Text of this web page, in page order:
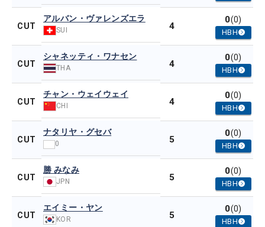
CUT
アルバン・ヴァレンズエラ
SUI 4
0(0)
HBH
CUT
シャネッティ・ワナセン
THA 4
0(0)
HBH
CUT
チャン・ウェイウェイ
CHI 4
0(0)
HBH
CUT
ナタリヤ・グセバ
0 5
0(0)
HBH
CUT
勝 みなみ
JPN 5
0(0)
HBH
CUT
エイミー・ヤン
KOR 5
0(0)
HBH